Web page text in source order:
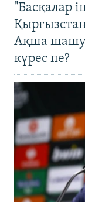
"Басқалар
Ақша шашу
күрес пе?